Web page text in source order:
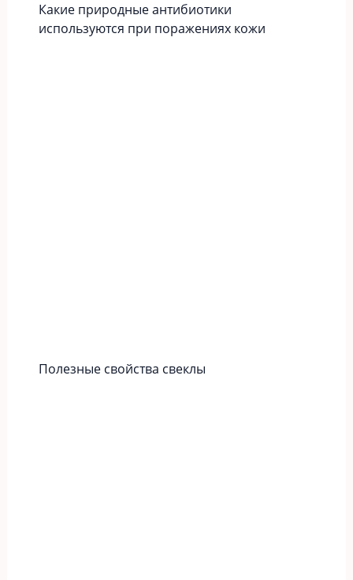
Какие природные антибиотики
используются при поражениях кожи
Полезные свойства свеклы